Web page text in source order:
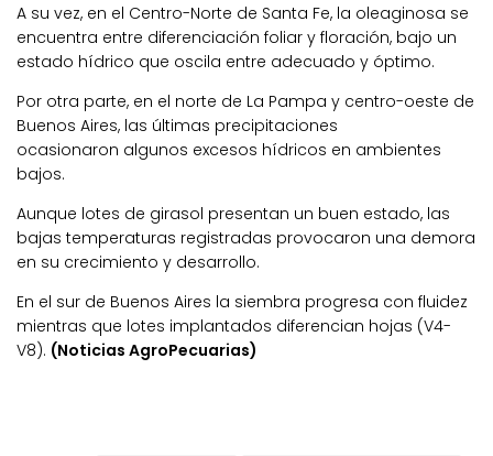
A su vez, en el Centro-Norte de Santa Fe, la oleaginosa se
encuentra entre diferenciación foliar y floración, bajo un
estado hídrico que oscila entre adecuado y óptimo.
Por otra parte, en el norte de La Pampa y centro-oeste de
Buenos Aires, las últimas precipitaciones
ocasionaron algunos excesos hídricos en ambientes
bajos.
Aunque lotes de girasol presentan un buen estado, las
bajas temperaturas registradas provocaron una demora
en su crecimiento y desarrollo.
En el sur de Buenos Aires la siembra progresa con fluidez
mientras que lotes implantados diferencian hojas (V4-
V8). (Noticias AgroPecuarias)